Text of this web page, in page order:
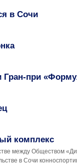
в Сочи
Гран-при
комплекс
между Обществом
в Сочи